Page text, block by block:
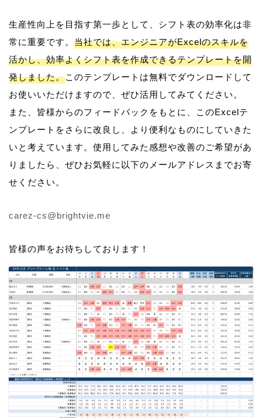
生産性向上を目指す第一歩として、シフト表の効率化は非
常に重要です。 当社では、エンジニアがExcelのスキルを
活かし、効率よくシフト表を作成できるテンプレートを開
発しました。このテンプレートは無料でダウンロードして
お使いいただけますので、ぜひ活用してみてください。
また、皆様からのフィードバックをもとに、このExcelテ
ンプレートをさらに改良し、より便利なものにしていきた
いと考えています。使用してみた感想や改善のご希望があ
りましたら、ぜひお気軽に以下のメールアドレスまでお寄
せください。
carez-cs@brightvie.me
皆様の声をお待ちしております！